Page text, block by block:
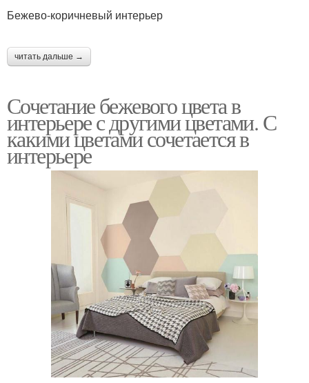
Бежево-коричневый интерьер
читать дальше →
Сочетание бежевого цвета в
интерьере с другими цветами. С
какими цветами сочетается в
интерьере